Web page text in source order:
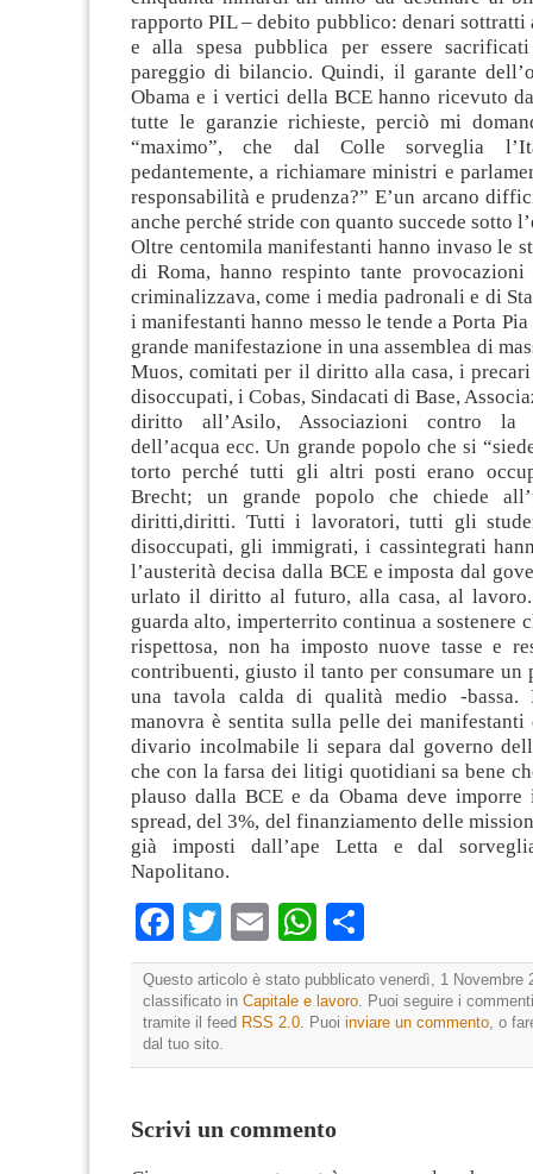
rapporto PIL – debito pubblico: denari sottratti
e alla spesa pubblica per essere
pareggio di bilancio. Quindi, il garante
Obama e i vertici della BCE hanno ricevuto
tutte le garanzie richieste, perciò mi
“maximo”, che dal Colle sorveglia
pedantemente, a richiamare ministri e
responsabilità e prudenza?” E’un arcano
anche perché stride con quanto succede sotto
Oltre centomila manifestanti hanno invaso le
di Roma, hanno respinto tante
criminalizzava, come i media padronali e di
i manifestanti hanno messo le tende a Porta
grande manifestazione in una assemblea di
Muos, comitati per il diritto alla casa, i
disoccupati, i Cobas, Sindacati di Base,
diritto all’Asilo, Associazioni contro la
dell’acqua ecc. Un grande popolo che si
torto perché tutti gli altri posti erano
Brecht; un grande popolo che chiede
diritti,diritti. Tutti i lavoratori, tutti gli
disoccupati, gli immigrati, i cassintegrati
l’austerità decisa dalla BCE e imposta dal
urlato il diritto al futuro, alla casa, al
guarda alto, imperterrito continua a sostenere
rispettosa, non ha imposto nuove tasse e
contribuenti, giusto il tanto per consumare un
una tavola calda di qualità medio -bassa.
manovra è sentita sulla pelle dei manifestanti
divario incolmabile li separa dal governo
che con la farsa dei litigi quotidiani sa bene
plauso dalla BCE e da Obama deve
spread, del 3%, del finanziamento delle
già imposti dall’ape Letta e dal
Napolitano.
Facebook
TwitterEmailWhatsApp
Questo articolo è stato pubblicato venerdì, 1 Novembre
classificato in Capitale e lavoro . Puoi seguire i
tramite il feed RSS 2.0 . Puoi inviare un commento , o
dal tuo sito.
Scrivi un commento